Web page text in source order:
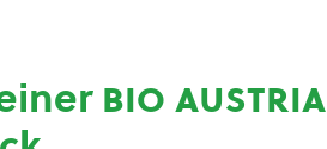
bio austria